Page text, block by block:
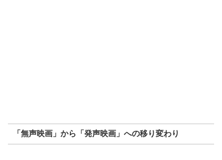
「無声映画」から「発声映画」への移り変わり